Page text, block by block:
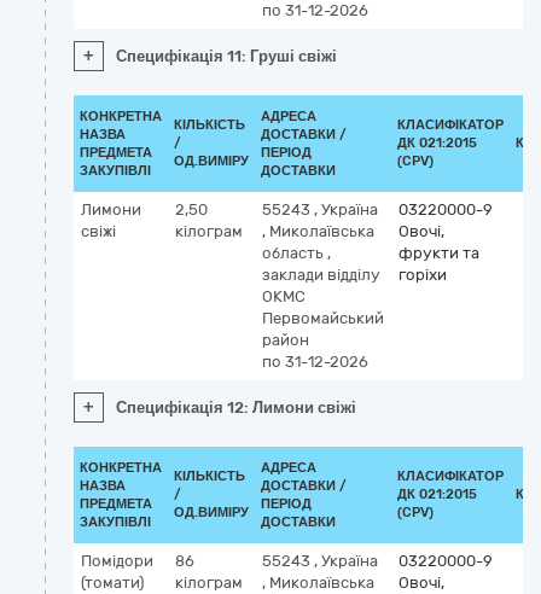
по 31-12-2026
+ Специфікація 11: Груші свіжі
КОНКРЕТНА
НАЗВА
ПРЕДМЕТА
ЗАКУПІВЛІ
КІЛЬКІСТЬ
/
ОД.ВИМІРУ
АДРЕСА
ДОСТАВКИ /
ПЕРІОД
ДОСТАВКИ
КЛАСИФІКАТОР
ДК 021:2015
(CPV)
Лимони
свіжі
2,50
кілограм
55243 , Україна
, Миколаївська
область ,
заклади відділу
ОКМС
Первомайський
район
по 31-12-2026
03220000-9
Овочі,
фрукти та
горіхи
+ Специфікація 12: Лимони свіжі
КОНКРЕТНА
НАЗВА
ПРЕДМЕТА
ЗАКУПІВЛІ
КІЛЬКІСТЬ
/
ОД.ВИМІРУ
АДРЕСА
ДОСТАВКИ /
ПЕРІОД
ДОСТАВКИ
КЛАСИФІКАТОР
ДК 021:2015
(CPV)
Помідори
(томати)
86
кілограм
55243 , Україна
, Миколаївська
03220000-9
Овочі,